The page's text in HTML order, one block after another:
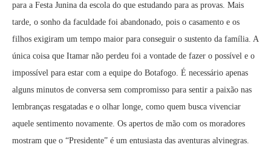
para a Festa Junina da escola do que estudando para as provas. Mais
tarde, o sonho da faculdade foi abandonado, pois o casamento e os
filhos exigiram um tempo maior para conseguir o sustento da família. A
única coisa que Itamar não perdeu foi a vontade de fazer o possível e o
impossível para estar com a equipe do Botafogo. É necessário apenas
alguns minutos de conversa sem compromisso para sentir a paixão nas
lembranças resgatadas e o olhar longe, como quem busca vivenciar
aquele sentimento novamente. Os apertos de mão com os moradores
mostram que o “Presidente” é um entusiasta das aventuras alvinegras.